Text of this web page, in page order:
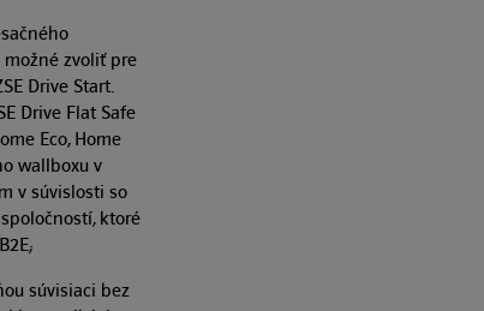
zvoliť pre
Drive Start.
Drive Flat Safe
Eco, Home
wallboxu v
v súvislosti so
ktoré
súvisiaci bez